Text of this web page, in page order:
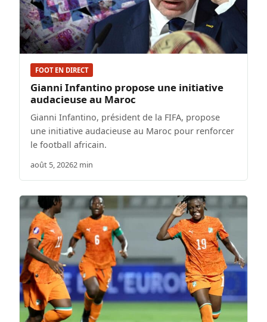
FOOT EN DIRECT
Gianni Infantino propose une initiative
audacieuse au Maroc
Gianni Infantino, président de la FIFA, propose
une initiative audacieuse au Maroc pour renforcer
le football africain.
août 5, 20262 min